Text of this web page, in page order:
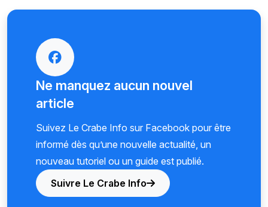
Ne manquez aucun nouvel
article
Suivez Le Crabe Info sur Facebook pour être
informé dès qu’une nouvelle actualité, un
nouveau tutoriel ou un guide est publié.
Suivre Le Crabe Info